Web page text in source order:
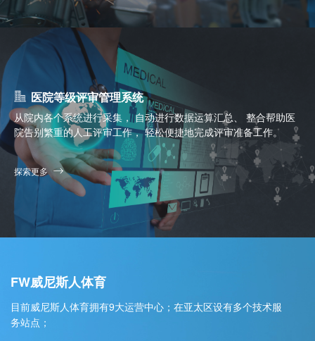
医院等级评审管理系统
从院内各个系统进行采集， 自动进行数据运算汇总、 整合帮助医
院告别繁重的人工评审工作， 轻松便捷地完成评审准备工作。
探索更多
FW威尼斯人体育
目前威尼斯人体育拥有9大运营中心；在亚太区设有多个技术服
务站点；